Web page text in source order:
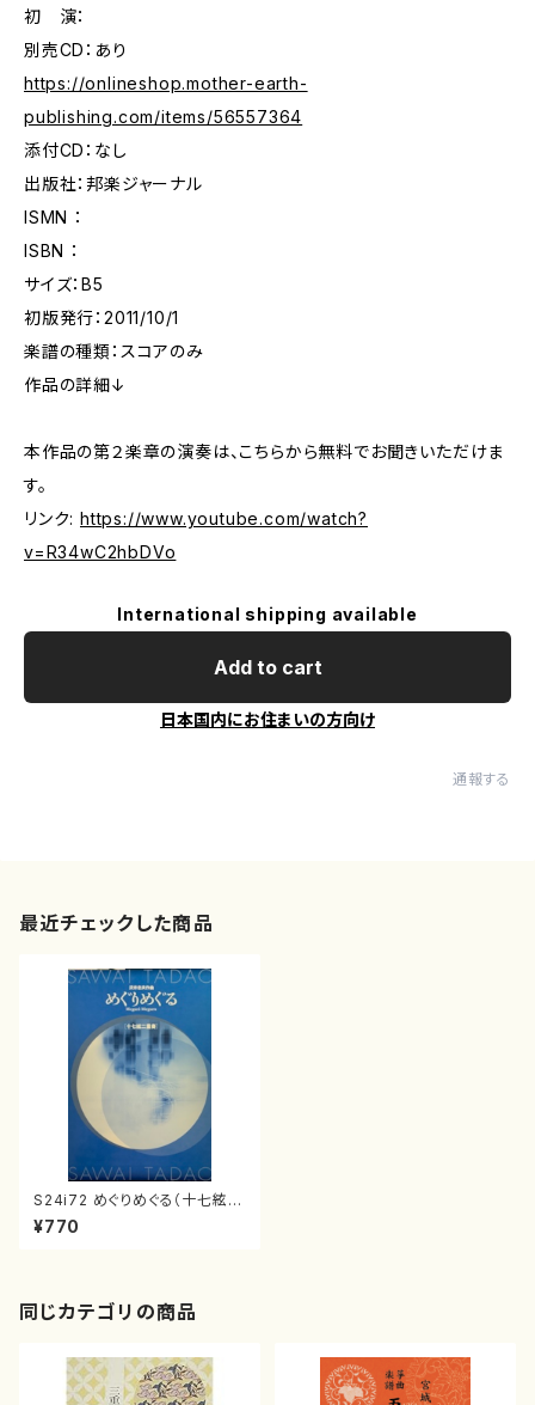
初 演：
別売CD：あり
https://onlineshop.mother-earth-
publishing.com/items/56557364
添付CD：なし
出版社：邦楽ジャーナル
ISMN ：
ISBN ：
サイズ：B5
初版発行：2011/10/1
楽譜の種類：スコアのみ
作品の詳細↓
本作品の第２楽章の演奏は、こちらから無料でお聞きいただけま
す。
リンク: https://www.youtube.com/watch?
v=R34wC2hbDVo
International shipping available
Add to cart
日本国内にお住まいの方向け
通報する
最近チェックした商品
S24i72 めぐりめぐる（十七絃二
重奏/沢井忠夫/楽譜）
¥770
同じカテゴリの商品